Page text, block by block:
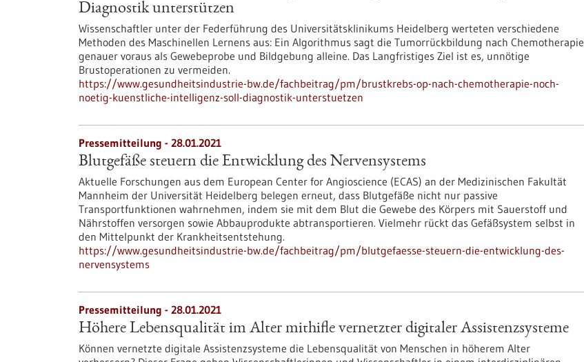
Diagnostik unterstützen
Wissenschaftler unter der Federführung des Universitätsklinikums Heidelberg werteten verschiedene
Methoden des Maschinellen Lernens aus: Ein Algorithmus sagt die Tumorrückbildung nach Chemotherapie
genauer voraus als Gewebeprobe und Bildgebung alleine. Das Langfristiges Ziel ist es, unnötige
Brustoperationen zu vermeiden.
https://www.gesundheitsindustrie-bw.de/fachbeitrag/pm/brustkrebs-op-nach-chemotherapie-noch-
noetig-kuenstliche-intelligenz-soll-diagnostik-unterstuetzen
Pressemitteilung - 28.01.2021
Blutgefäße steuern die Entwicklung des Nervensystems
Aktuelle Forschungen aus dem European Center for Angioscience (ECAS) an der Medizinischen Fakultät
Mannheim der Universität Heidelberg belegen erneut, dass Blutgefäße nicht nur passive
Transportfunktionen wahrnehmen, indem sie mit dem Blut die Gewebe des Körpers mit Sauerstoff und
Nährstoffen versorgen sowie Abbauprodukte abtransportieren. Vielmehr rückt das Gefäßsystem selbst in
den Mittelpunkt der Krankheitsentstehung.
https://www.gesundheitsindustrie-bw.de/fachbeitrag/pm/blutgefaesse-steuern-die-entwicklung-des-
nervensystems
Pressemitteilung - 28.01.2021
Höhere Lebensqualität im Alter mithifle vernetzter digitaler Assistenzsysteme
Können vernetzte digitale Assistenzsysteme die Lebensqualität von Menschen in höherem Alter